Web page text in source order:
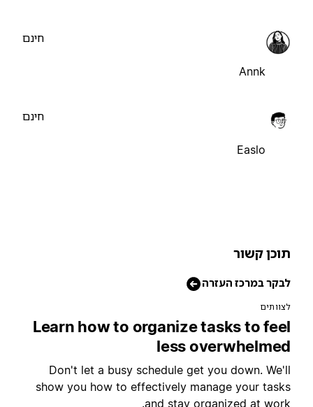
Annk
Easlo
קשור
במרכז העזרה
Learn how to organize tasks to
less
Don't let a busy schedule get you down.
show you how to effectively manage your
and stay organized at